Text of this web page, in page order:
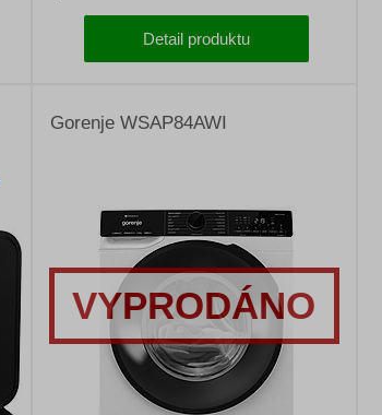
Detail produktu
VYPRODÁNO
Gorenje WSAP84AWI